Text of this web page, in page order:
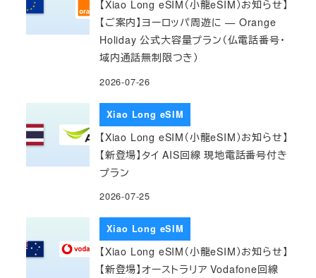
【Xiao Long eSIM（小龍eSIM）お知らせ】
【ご案内】ヨーロッパ周遊に — Orange
Holiday 公式大容量プラン（仏電話番号・
域内通話無制限つき）
2026-07-26
Xiao Long eSIM
【Xiao Long eSIM（小龍eSIM）お知らせ】
【新登場】タイ AIS回線 現地電話番号付き
プラン
2026-07-25
Xiao Long eSIM
【Xiao Long eSIM（小龍eSIM）お知らせ】
【新登場】オーストラリア Vodafone回線